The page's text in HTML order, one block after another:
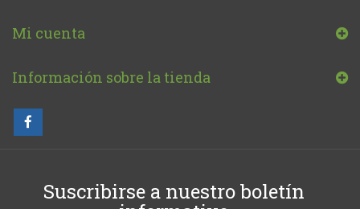
Mi cuenta
Información sobre la tienda
Suscribirse a nuestro boletín